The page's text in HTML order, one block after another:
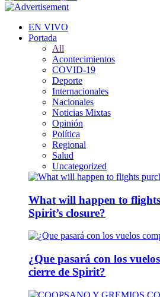
EN VIVO
Portada
All
Acontecimientos
COVID-19
Deporte
Internacionales
Nacionales
Noticias Mixtas
Opinión
Política
Regional
Salud
Uncategorized
What will happen to
Spirit’s closure?
¿Que pasará con los
cierre de Spirit?